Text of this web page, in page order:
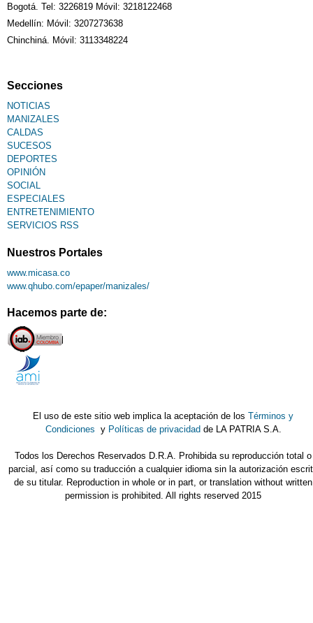
Sudoku
Bogotá. Tel: 3226819 Móvil: 3218122468
Medellín: Móvil: 3207273638
Chinchiná. Móvil: 3113348224
Secciones
NOTICIAS
MANIZALES
CALDAS
SUCESOS
DEPORTES
OPINIÓN
SOCIAL
ESPECIALES
ENTRETENIMIENTO
SERVICIOS RSS
Nuestros Portales
www.micasa.co
www.qhubo.com/epaper/manizales/
Hacemos parte de:
El uso de este sitio web implica la aceptación de losTérminos y
Condiciones y Políticas de privacidad de LA PATRIA S.A.
Todos los Derechos Reservados D.R.A. Prohibida su reproducción total o
parcial, así como su traducción a cualquier idioma sin la autorización
de su titular. Reproduction in whole or in part, or translation without written
permission is prohibited. All rights reserved 2015